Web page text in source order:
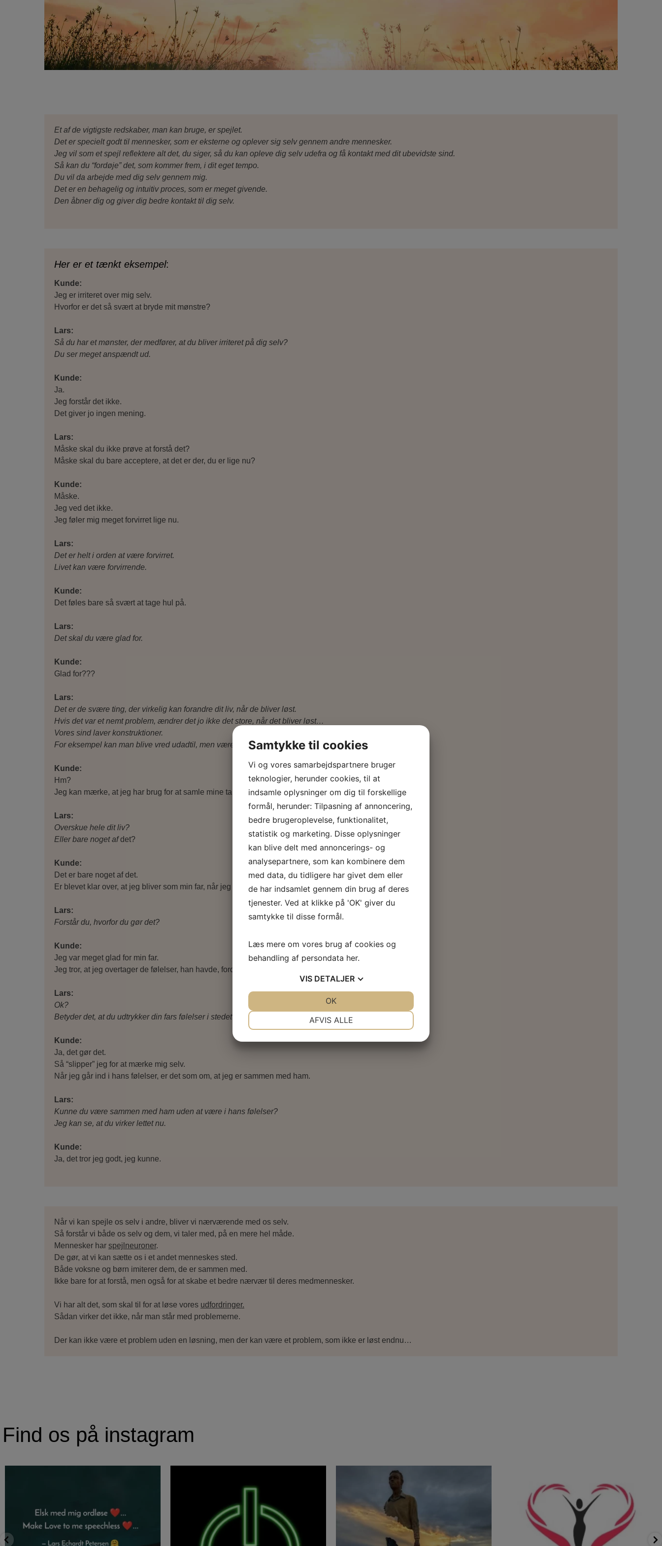
Et af de vigtigste redskaber, man kan bruge, er spejlet.
Det er specielt godt til mennesker, som er eksterne og oplever sig selv gennem andre mennesker.
Jeg vil som et spejl reflektere alt det, du siger, så du kan opleve dig selv udefra og få kontakt med dit ubevidste sind.
Så kan du “fordøje” det, som kommer frem, i dit eget tempo.
Du vil da arbejde med dig selv gennem mig.
Det er en behagelig og intuitiv proces, som er meget givende.
Den åbner dig og giver dig bedre kontakt til dig selv.
Her er et tænkt eksempel:
Kunde:
Jeg er irriteret over mig selv.
Hvorfor er det så svært at bryde mit mønstre?
Lars:
Så du har et mønster, der medfører, at du bliver irriteret på dig selv?
Du ser meget anspændt ud.
Kunde:
Ja.
Jeg forstår det ikke.
Det giver jo ingen mening.
Lars:
Måske skal du ikke prøve at forstå det?
Måske skal du bare acceptere, at det er der, du er lige nu?
Kunde:
Måske.
Jeg ved det ikke.
Jeg føler mig meget forvirret lige nu.
Lars:
Det er helt i orden at være forvirret.
Livet kan være forvirrende.
Kunde:
Det føles bare så svært at tage hul på.
Lars:
Det skal du være glad for.
Kunde:
Glad for???
Lars:
Det er de svære ting, der virkelig kan forandre dit liv, når de bliver løst.
Hvis det var et nemt problem, ændrer det jo ikke det store, når det bliver løst…
Vores sind laver konstruktioner.
For eksempel kan man blive vred udadtil, men være meget ked af det indvendigt.
Kunde:
Hm?
Jeg kan mærke, at jeg har brug for at samle mine tanker, så jeg kan overskue mit liv.
Lars:
Overskue hele dit liv?
Eller bare noget afdet?
Kunde:
Det er bare noget af det.
Er blevet klar over, at jeg bliver som min far, når jeg bliver vred.
Lars:
Forstår du, hvorfor du gør det?
Kunde:
Jeg var meget glad for min far.
Jeg tror, at jeg overtager de følelser, han havde, fordi jeg elskede ham.
Lars:
Ok?
Betyder det, at du udtrykker din fars følelser i stedet for dine egne?
Kunde:
Ja, det gør det.
Så “slipper” jeg for at mærke mig selv.
Når jeg går ind i hans følelser, er det som om, at jeg er sammen med ham.
Lars:
Kunne du være sammen med ham uden at være i hans følelser?
Jeg kan se, at du virker lettet nu.
Kunde:
Ja, det tror jeg godt, jeg kunne.
Når vi kan spejle os selv i andre, bliver vi nærværende med os selv.
Så forstår vi både os selv og dem, vi taler med, på en mere hel måde.
Mennesker har spejlneuroner.
De gør, at vi kan sætte os i et andet menneskes sted.
Både voksne og børn imiterer dem, de er sammen med.
Ikke bare for at forstå, men også for at skabe et bedre nærvær til deres medmennesker.
Vi har alt det, som skal til for at løse vores udfordringer.
Sådan virker det ikke, når man står med problemerne.
Der kan ikke være et problem uden en løsning, men der kan være et problem, som ikke er løst endnu…
Find os på instagram
Godmorgen til en regnvåd dag.🙂
Healing er en
Samtykke til cookies
Vi og vores samarbejdspartnere bruger
teknologier, herunder cookies, til at
indsamle oplysninger om dig til forskellige
formål, herunder: Tilpasning af annoncering,
bedre brugeroplevelse, funktionalitet,
statistik og marketing. Disse oplysninger
kan blive delt med annoncerings- og
analysepartnere, som kan kombinere dem
med data, du tidligere har givet dem eller
de har indsamlet gennem din brug af deres
tjenester. Ved at klikke på 'OK' giver du
samtykke til disse formål.
Læs mere om vores brug af cookies og
behandling af persondata her.
VIS DETALJER
AFVIS ALLE
OK